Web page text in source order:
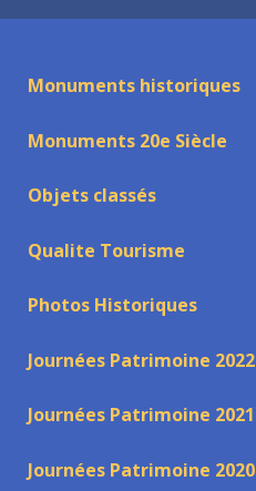
Monuments historiques
Monuments 20e Siècle
Objets classés
Qualite Tourisme
Photos Historiques
Journées Patrimoine 2022
Journées Patrimoine 2021
Journées Patrimoine 2020